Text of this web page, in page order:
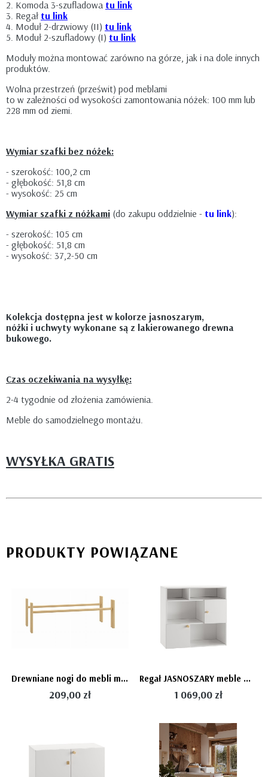
2. Komoda 3-szufladowa tu link
3. Regał tu link
4. Moduł 2-drzwiowy (II) tu link
5. Moduł 2-szufladowy (I) tu link
Moduły można montować zarówno na górze, jak i na dole innych
produktów.
Wolna przestrzeń (prześwit) pod meblami
to w zależności od wysokości zamontowania nóżek: 100 mm lub
228 mm od ziemi.
Wymiar szafki bez nóżek:
- szerokość: 100,2 cm
- głębokość: 51,8 cm
- wysokość: 25 cm
Wymiar szafki z nóżkami (do zakupu oddzielnie - tu link):
- szerokość: 105 cm
- głębokość: 51,8 cm
- wysokość: 37,2-50 cm
Kolekcja dostępna jest w kolorze jasnoszarym,
nóżki i uchwyty wykonane są z lakierowanego drewna
bukowego.
Czas oczekiwania na wysyłkę:
2-4 tygodnie od złożenia zamówienia.
Meble do samodzielnego montażu.
WYSYŁKA GRATIS
PRODUKTY POWIĄZANE
Drewniane nogi do mebli modułowych CUBE firmy Pinio (105cm)
209,00 zł
Regał JASNOSZARY meble modułowe CUBE firmy Pinio (bez nóżek)
1 069,00 zł